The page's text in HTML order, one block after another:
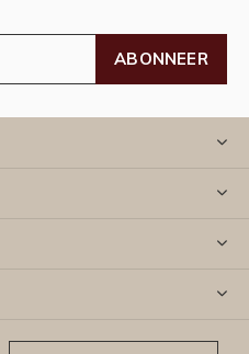
ABONNEER